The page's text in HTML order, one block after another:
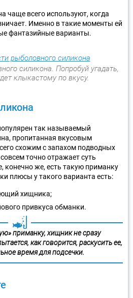
чаще всего используют, когда
Именно в такие моменты ей
фантазийные варианты.
силикона. Попробуй угадать,
клыкастому по вкусу.
так называемый
пропитанная вкусовым
схожим с запахом подводных
точно отражает суть
конечно же, есть такую приманку
плюсы у такого варианта есть:
хищника;
привкуса обманки.
приманку, хищник не сразу
как говорится, раскусить ее,
время для подсечки.